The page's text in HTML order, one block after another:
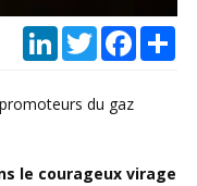
LinkedInTwitterFacebook
du gaz
le courageux virage